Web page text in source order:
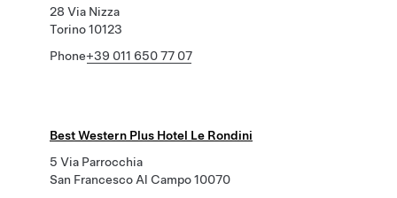
28 Via Nizza
Torino 10123
Phone+39 011 650 77 07
Best Western Plus Hotel Le Rondini
5 Via Parrocchia
San Francesco Al Campo 10070